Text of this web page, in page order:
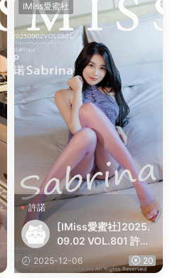
IMiss愛蜜社
許諾
[IMiss愛蜜社]2025.
09.02 VOL.801 許諾
Sabrina
2025-12-06 20